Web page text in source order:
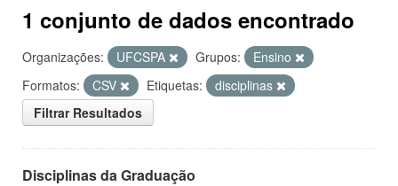
1 conjunto de dados encontrado
Organizações: UFCSPA Grupos:
Ensino
Formatos:
CSV Etiquetas:
disciplinas
Filtrar Resultados
Disciplinas da Graduação